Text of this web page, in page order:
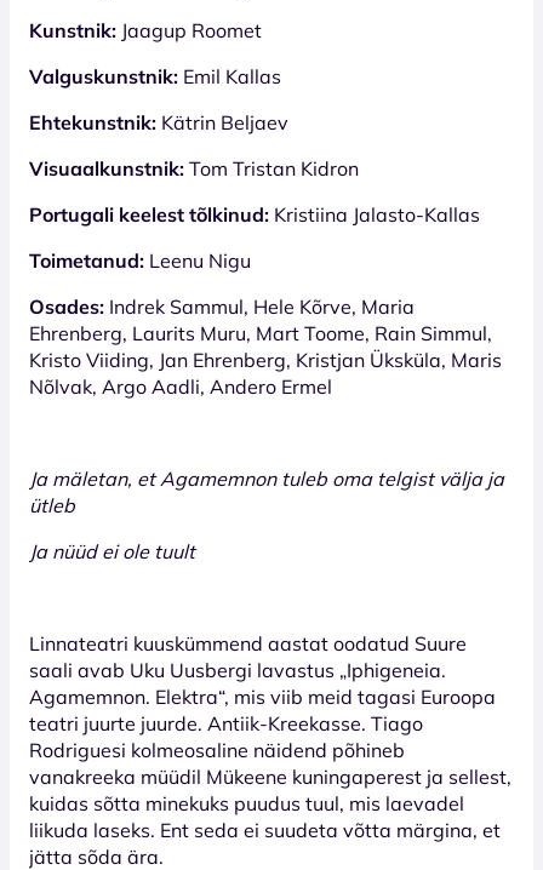
Kunstnik: Jaagup Roomet
Valguskunstnik: Emil Kallas
Ehtekunstnik: Kätrin Beljaev
Visuaalkunstnik: Tom Tristan Kidron
Portugali keelest tõlkinud: Kristiina Jalasto-Kallas
Toimetanud: Leenu Nigu
Osades: Indrek Sammul, Hele Kõrve, Maria
Ehrenberg, Laurits Muru, Mart Toome, Rain Simmul,
Kristo Viiding, Jan Ehrenberg, Kristjan Üksküla, Maris
Nõlvak, Argo Aadli, Andero Ermel
Ja mäletan, et Agamemnon tuleb oma telgist välja ja
ütleb
Ja nüüd ei ole tuult
Linnateatri kuuskümmend aastat oodatud Suure
saali avab Uku Uusbergi lavastus „Iphigeneia.
Agamemnon. Elektra“, mis viib meid tagasi Euroopa
teatri juurte juurde. Antiik-Kreekasse. Tiago
Rodriguesi kolmeosaline näidend põhineb
vanakreeka müüdil Mükeene kuningaperest ja sellest,
kuidas sõtta minekuks puudus tuul, mis laevadel
liikuda laseks. Ent seda ei suudeta võtta märgina, et
jätta sõda ära.